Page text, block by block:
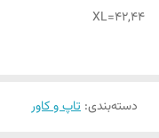
XL=42,44
دسته‌بندی: تاپ و کاور